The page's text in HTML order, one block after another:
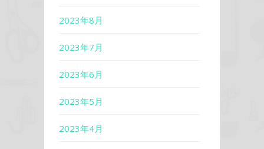
2023年8月
2023年7月
2023年6月
2023年5月
2023年4月